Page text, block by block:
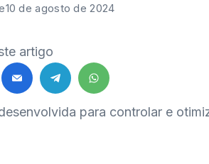
10 de agosto de 2024
artigo
para controlar e